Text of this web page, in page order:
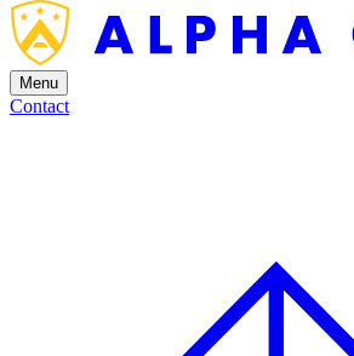
Menu
Contact